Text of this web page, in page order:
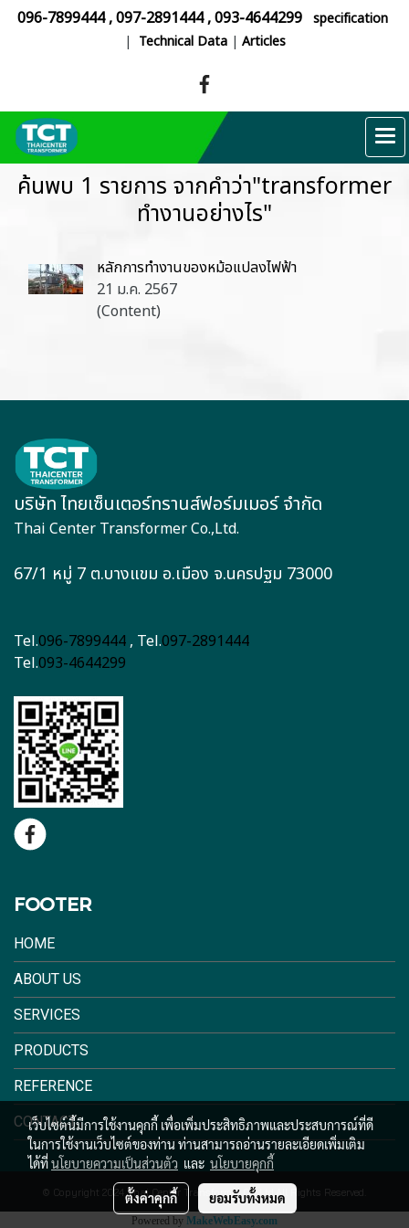
096-7899444,097-2891444,093-4644299 specification
| Technical Data| Articles
ค้นพบ 1 รายการ จากคำว่า"transformer
ทำงานอย่างไร"
หลักการทำงานของหม้อแปลงไฟฟ้า
21 ม.ค. 2567
(Content)
บริษัท ไทยเซ็นเตอร์ทรานส์ฟอร์มเมอร์ จำกัด
Thai Center Transformer Co.,Ltd.
67/1 หมู่ 7 ต.บางแขม อ.เมือง จ.นครปฐม 73000
Tel.096-7899444, Tel.097-2891444
Tel.093-4644299
FOOTER
HOME
ABOUT US
SERVICES
PRODUCTS
REFERENCE
CONTACT
© Copyright 2024 Thai Center Transformer Co.,Ltd.All Rights Reserved.
Powered by MakeWebEasy.com
เว็บไซต์นี้มีการใช้งานคุกกี้ เพื่อเพิ่มประสิทธิภาพและประสบการณ์ที่ดี
ในการใช้งานเว็บไซต์ของท่าน ท่านสามารถอ่านรายละเอียดเพิ่มเติม
ได้ที่นโยบายความเป็นส่วนตัว และ นโยบายคุกกี้
ตั้งค่าคุกกี้ ยอมรับทั้งหมด